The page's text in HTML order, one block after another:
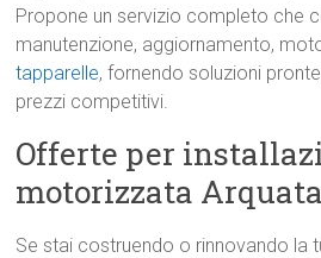
Propone un servizio completo che
manutenzione, aggiornamento,
tapparelle, fornendo soluzioni
prezzi competitivi.
Offerte per
motorizzata
Se stai costruendo o rinnovando la